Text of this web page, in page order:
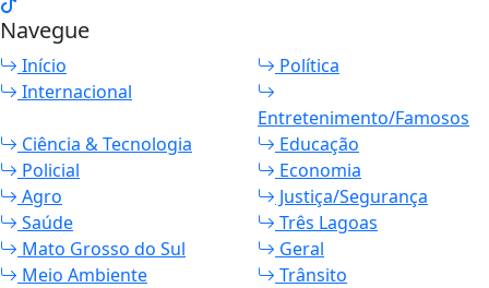
Navegue
Início
Política
Internacional
Entretenimento/Famosos
Ciência & Tecnologia
Educação
Policial
Economia
Agro
Justiça/Segurança
Saúde
Três Lagoas
Mato Grosso do Sul
Geral
Meio Ambiente
Trânsito